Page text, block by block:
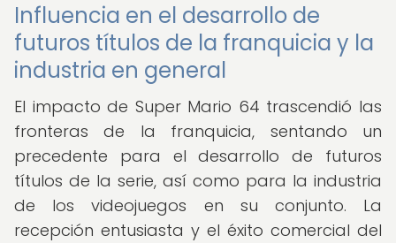
Influencia en el desarrollo de
futuros títulos de la franquicia y la
industria en general
El impacto de Super Mario 64 trascendió las
fronteras de la franquicia, sentando un
precedente para el desarrollo de futuros
títulos de la serie, así como para la industria
de los videojuegos en su conjunto. La
recepción entusiasta y el éxito comercial del